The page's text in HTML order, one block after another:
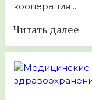
кооперация ...
Читать далее